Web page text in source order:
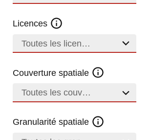
Licences
Toutes les licences
Couverture spatiale
Toutes les couvertures
Granularité spatiale